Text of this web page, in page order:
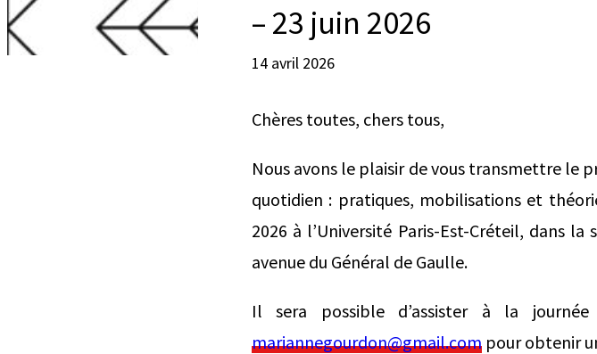
– 23 juin 2026
14 avril 2026
Chères toutes, chers tous,
Nous avons le plaisir de vous transmettre le
quotidien : pratiques, mobilisations et
2026 à l’Université Paris-Est-Créteil, dans
avenue du Général de Gaulle.
Il sera possible d’assister à la
mariannegourdon@gmail.com pour obtenir